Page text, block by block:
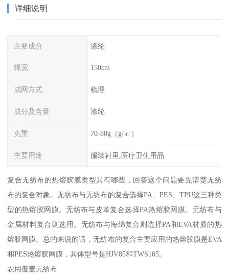
详细说明
主要成分 涤纶
幅宽 150cm
成网方式 梳理
成分及含量 涤纶
克重 70-80g（g/㎡）
主要用途 服装衬里,医疗卫生用品
复合无纺布的热熔胶膜类型具有哪些，回答这个问题要先清楚无纺
布的复合对象。无纺布与无纺布的复合选择PA、PES、TPU这三种类
型的热熔胶网膜。无纺布与皮革复合选择PA热熔胶网膜。无纺布与
金属材料复合则选用。无纺布与海绵复合则选择PA和EVA材质的热
熔胶网膜。总的来说的话，无纺布的复合主要应用的热熔胶膜是EVA
和PES热熔胶网膜，具体型号是HJV85和TWS105。
农用覆盖无纺布